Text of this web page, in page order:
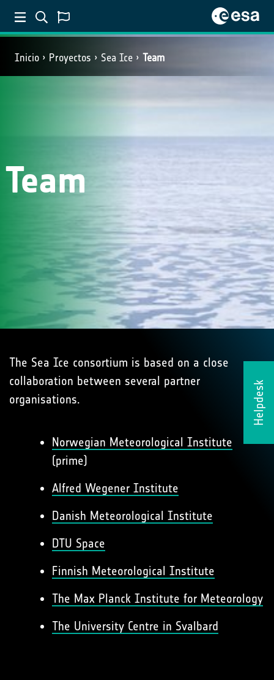
Inicio Proyectos Sea Ice Team
Helpdesk
Team
The Sea Ice consortium is based on a close
collaboration between several partner
organisations.
Norwegian Meteorological Institute
(prime)
Alfred Wegener Institute
Danish Meteorological Institute
DTU Space
Finnish Meteorological Institute
The Max Planck Institute for Meteorology
The University Centre in Svalbard